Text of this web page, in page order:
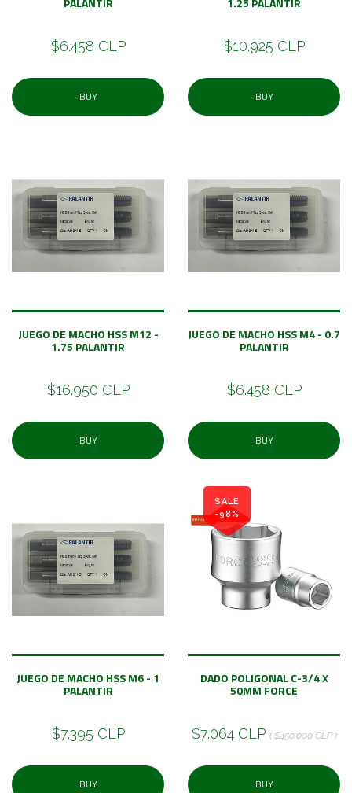
$6.458 CLP
BUY
$10.925 CLP
BUY
JUEGO DE MACHO HSS M12 -
1.75 PALANTIR
$16.950 CLP
BUY
JUEGO DE MACHO HSS M4 - 0.7
PALANTIR
$6.458 CLP
BUY
JUEGO DE MACHO HSS M6 - 1
PALANTIR
$7.395 CLP
BUY
SALE
-98%
DADO POLIGONAL C-3/4 X
50MM FORCE
$7.064 CLP ( $450.000 CLP )
BUY